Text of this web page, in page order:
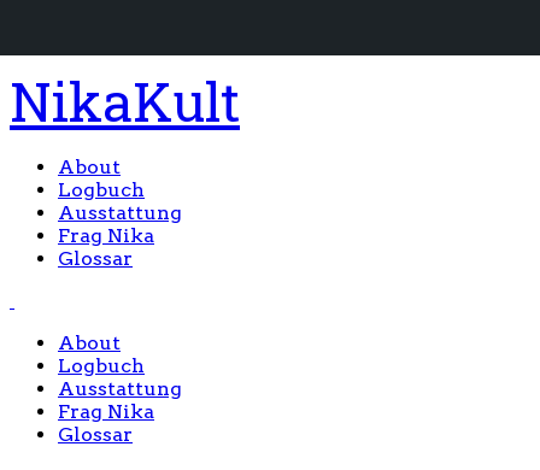
NikaKult
About
Logbuch
Ausstattung
Frag Nika
Glossar
About
Logbuch
Ausstattung
Frag Nika
Glossar